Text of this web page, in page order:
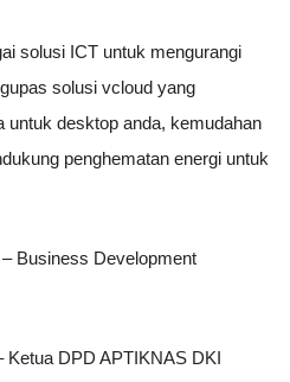
solusi ICT untuk mengurangi
solusi vcloud yang
untuk desktop anda, kemudahan
penghematan energi untuk
Business Development
DPD APTIKNAS DKI